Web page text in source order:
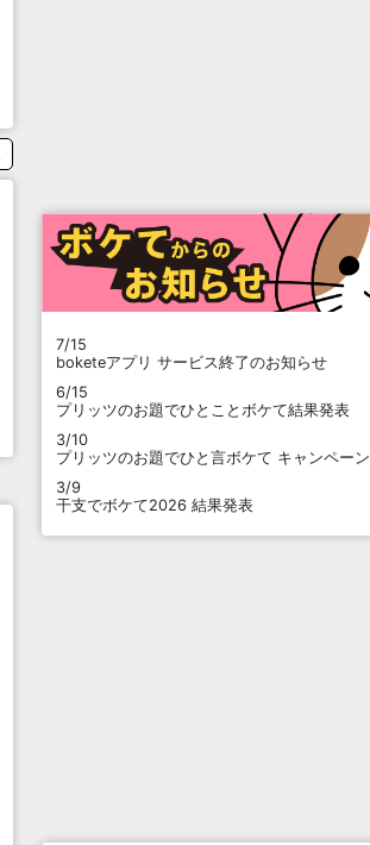
7/15
boketeアプリ サービス終了のお知らせ
6/15
プリッツのお題でひとことボケて結果発表
3/10
プリッツのお題でひと言ボケて キャンペーン
3/9
干支でボケて2026 結果発表